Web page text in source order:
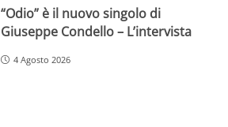
“Odio” è il nuovo singolo di
Giuseppe Condello – L’intervista
4 Agosto 2026